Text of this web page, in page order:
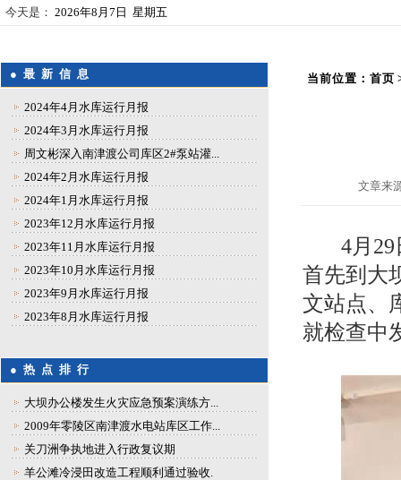
今天是： 2026年8月7日 星期五
● 最 新 信 息
2024年4月水库运行月报
2024年3月水库运行月报
周文彬深入南津渡公司库区2#泵站灌...
2024年2月水库运行月报
2024年1月水库运行月报
2023年12月水库运行月报
2023年11月水库运行月报
2023年10月水库运行月报
2023年9月水库运行月报
2023年8月水库运行月报
● 热 点 排 行
大坝办公楼发生火灾应急预案演练方...
2009年零陵区南津渡水电站库区工作...
关刀洲争执地进入行政复议期
羊公滩冷浸田改造工程顺利通过验收.
当前位置： 首页
文章来
4月
首先到大
文站点、
就检查中